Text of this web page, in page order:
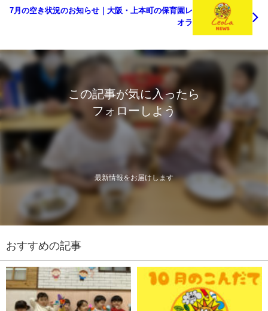
7月の空き状況のお知らせ｜大阪・上本町の保育園レ
オラ
この記事が気に入ったら
フォローしよう
最新情報をお届けします
おすすめの記事